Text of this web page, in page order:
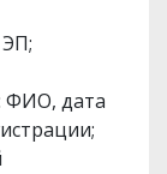
ФИО, дата